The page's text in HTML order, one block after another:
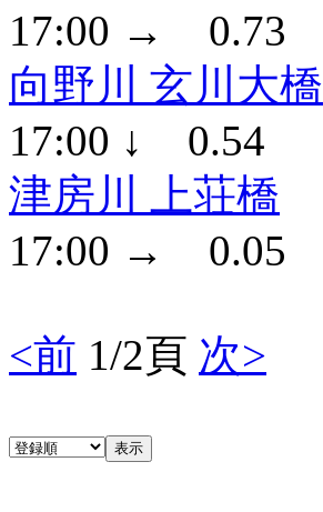
17:00 → 0.73
向野川 玄川大橋
17:00 ↓ 0.54
津房川 上荘橋
17:00 → 0.05
<前 1/2頁 次>